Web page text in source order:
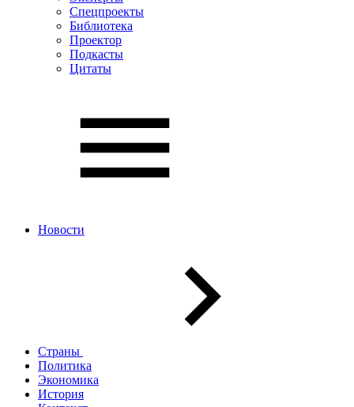
Спецпроекты
Библиотека
Проектор
Подкасты
Цитаты
Новости
Страны
Политика
Экономика
История